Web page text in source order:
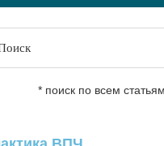
* поиск по всем